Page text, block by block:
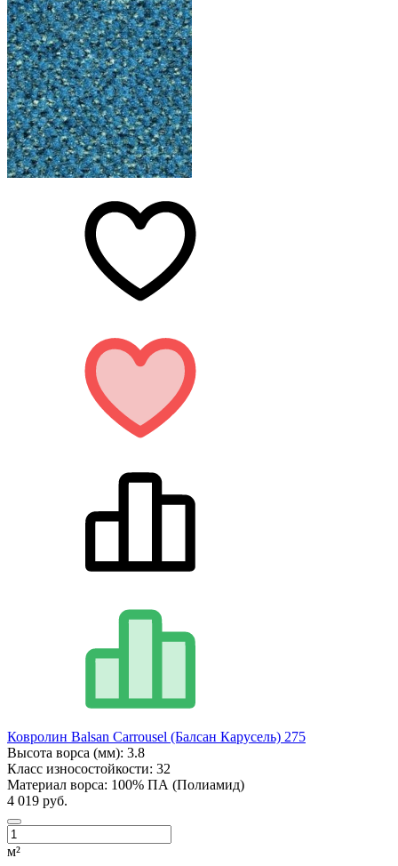
Ковролин Balsan Carrousel (Балсан Карусель) 275
Высота ворса (мм): 3.8
Класс износостойкости: 32
Материал ворса: 100% ПА (Полиамид)
4 019 руб.
м²